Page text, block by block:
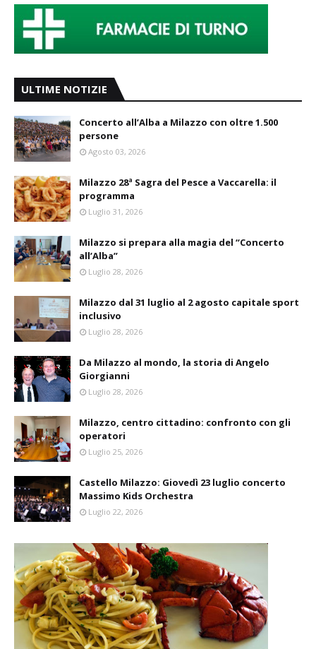
ULTIME NOTIZIE
Concerto all’Alba a Milazzo con oltre 1.500
persone
Agosto 03, 2026
Milazzo 28ª Sagra del Pesce a Vaccarella: il
programma
Luglio 31, 2026
Milazzo si prepara alla magia del “Concerto
all’Alba”
Luglio 28, 2026
Milazzo dal 31 luglio al 2 agosto capitale sport
inclusivo
Luglio 28, 2026
Da Milazzo al mondo, la storia di Angelo
Giorgianni
Luglio 28, 2026
Milazzo, centro cittadino: confronto con gli
operatori
Luglio 25, 2026
Castello Milazzo: Giovedì 23 luglio concerto
Massimo Kids Orchestra
Luglio 22, 2026